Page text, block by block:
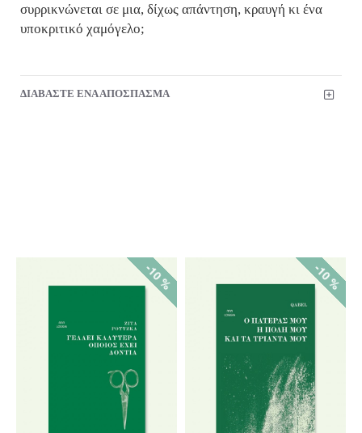
συρρικνώνεται σε μια, δίχως απάντηση, κραυγή κι ένα
υποκριτικό χαμόγελο;
ΔΙΑΒΑΣΤΕ ΕΝΑ ΑΠΟΣΠΑΣΜΑ
-10 % -10 %